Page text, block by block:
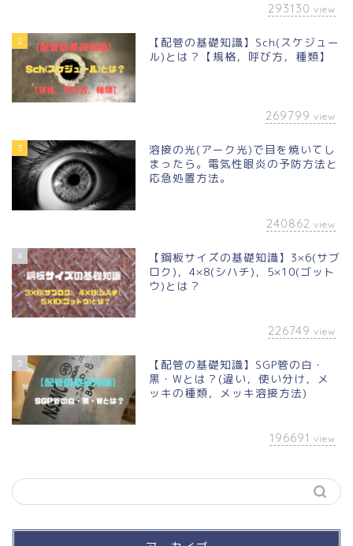
293130 view
2
【配管の基礎知識】Sch(スケジュー
ル)とは？【規格，呼び方，種類】
269799 view
3
溶接の光(アーク光)で目を焼いてし
まったら。電気性眼炎の予防方法と
応急処置方法。
240862 view
4
【鋼板サイズの基礎知識】3×6(サブ
ロク)，4×8(シハチ)，5×10(ゴット
ウ)とは？
226749 view
5
【配管の基礎知識】SGP管の白・
黒・Wとは？(違い，使い分け，メ
ッキの種類，メッキ溶接方法)
196691 view